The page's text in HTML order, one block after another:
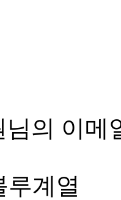
의 이메
루계열